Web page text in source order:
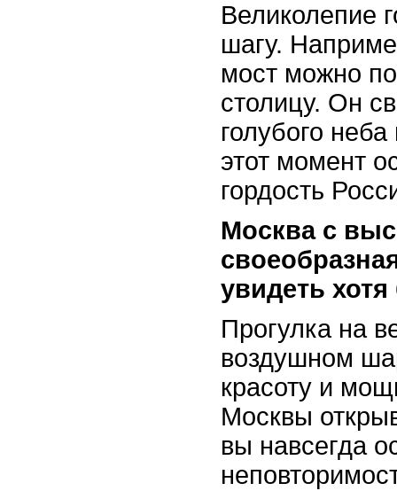
Великолепие
шагу.
мост можно
столицу. Он
голубого
этот момент
гордость
Москва с
увидеть
Прогулка на
воздушном
красоту и
Москвы
вы навсегда